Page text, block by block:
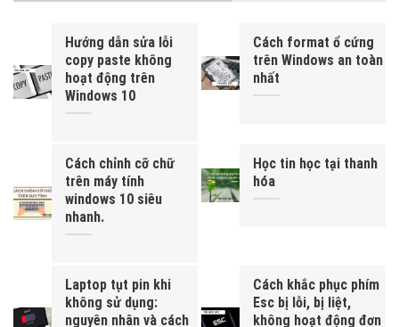
Hướng dẫn sửa lỗi
copy paste không
hoạt động trên
Windows 10
Cách format ổ cứng
trên Windows an toàn
nhất
Cách chỉnh cỡ chữ
trên máy tính
windows 10 siêu
nhanh.
Học tin học tại thanh
hóa
Laptop tụt pin khi
không sử dụng:
nguyên nhân và cách
Cách khắc phục phím
Esc bị lỗi, bị liệt,
không hoạt động đơn